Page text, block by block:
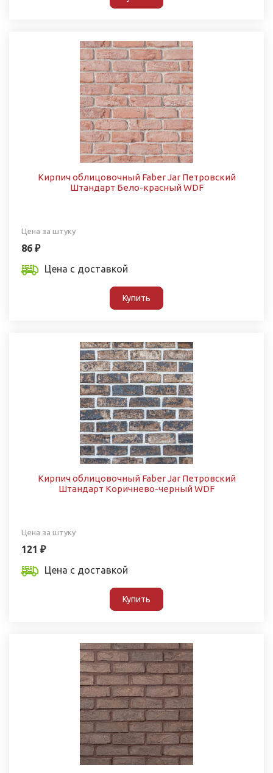
Кирпич облицовочный Faber Jar Петровский
Штандарт Бело-красный WDF
Цена за штуку
86 ₽
Цена с доставкой
Купить
Кирпич облицовочный Faber Jar Петровский
Штандарт Коричнево-черный WDF
Цена за штуку
121 ₽
Цена с доставкой
Купить